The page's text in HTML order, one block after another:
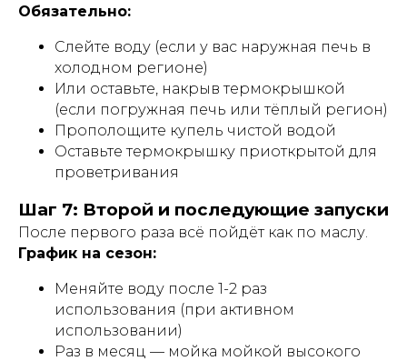
Обязательно:
Слейте воду (если у вас наружная печь в
холодном регионе)
Или оставьте, накрыв термокрышкой
(если погружная печь или тёплый регион)
Прополощите купель чистой водой
Оставьте термокрышку приоткрытой для
проветривания
Шаг 7: Второй и последующие запуски
После первого раза всё пойдёт как по маслу.
График на сезон:
Меняйте воду после 1-2 раз
использования (при активном
использовании)
Раз в месяц — мойка мойкой высокого